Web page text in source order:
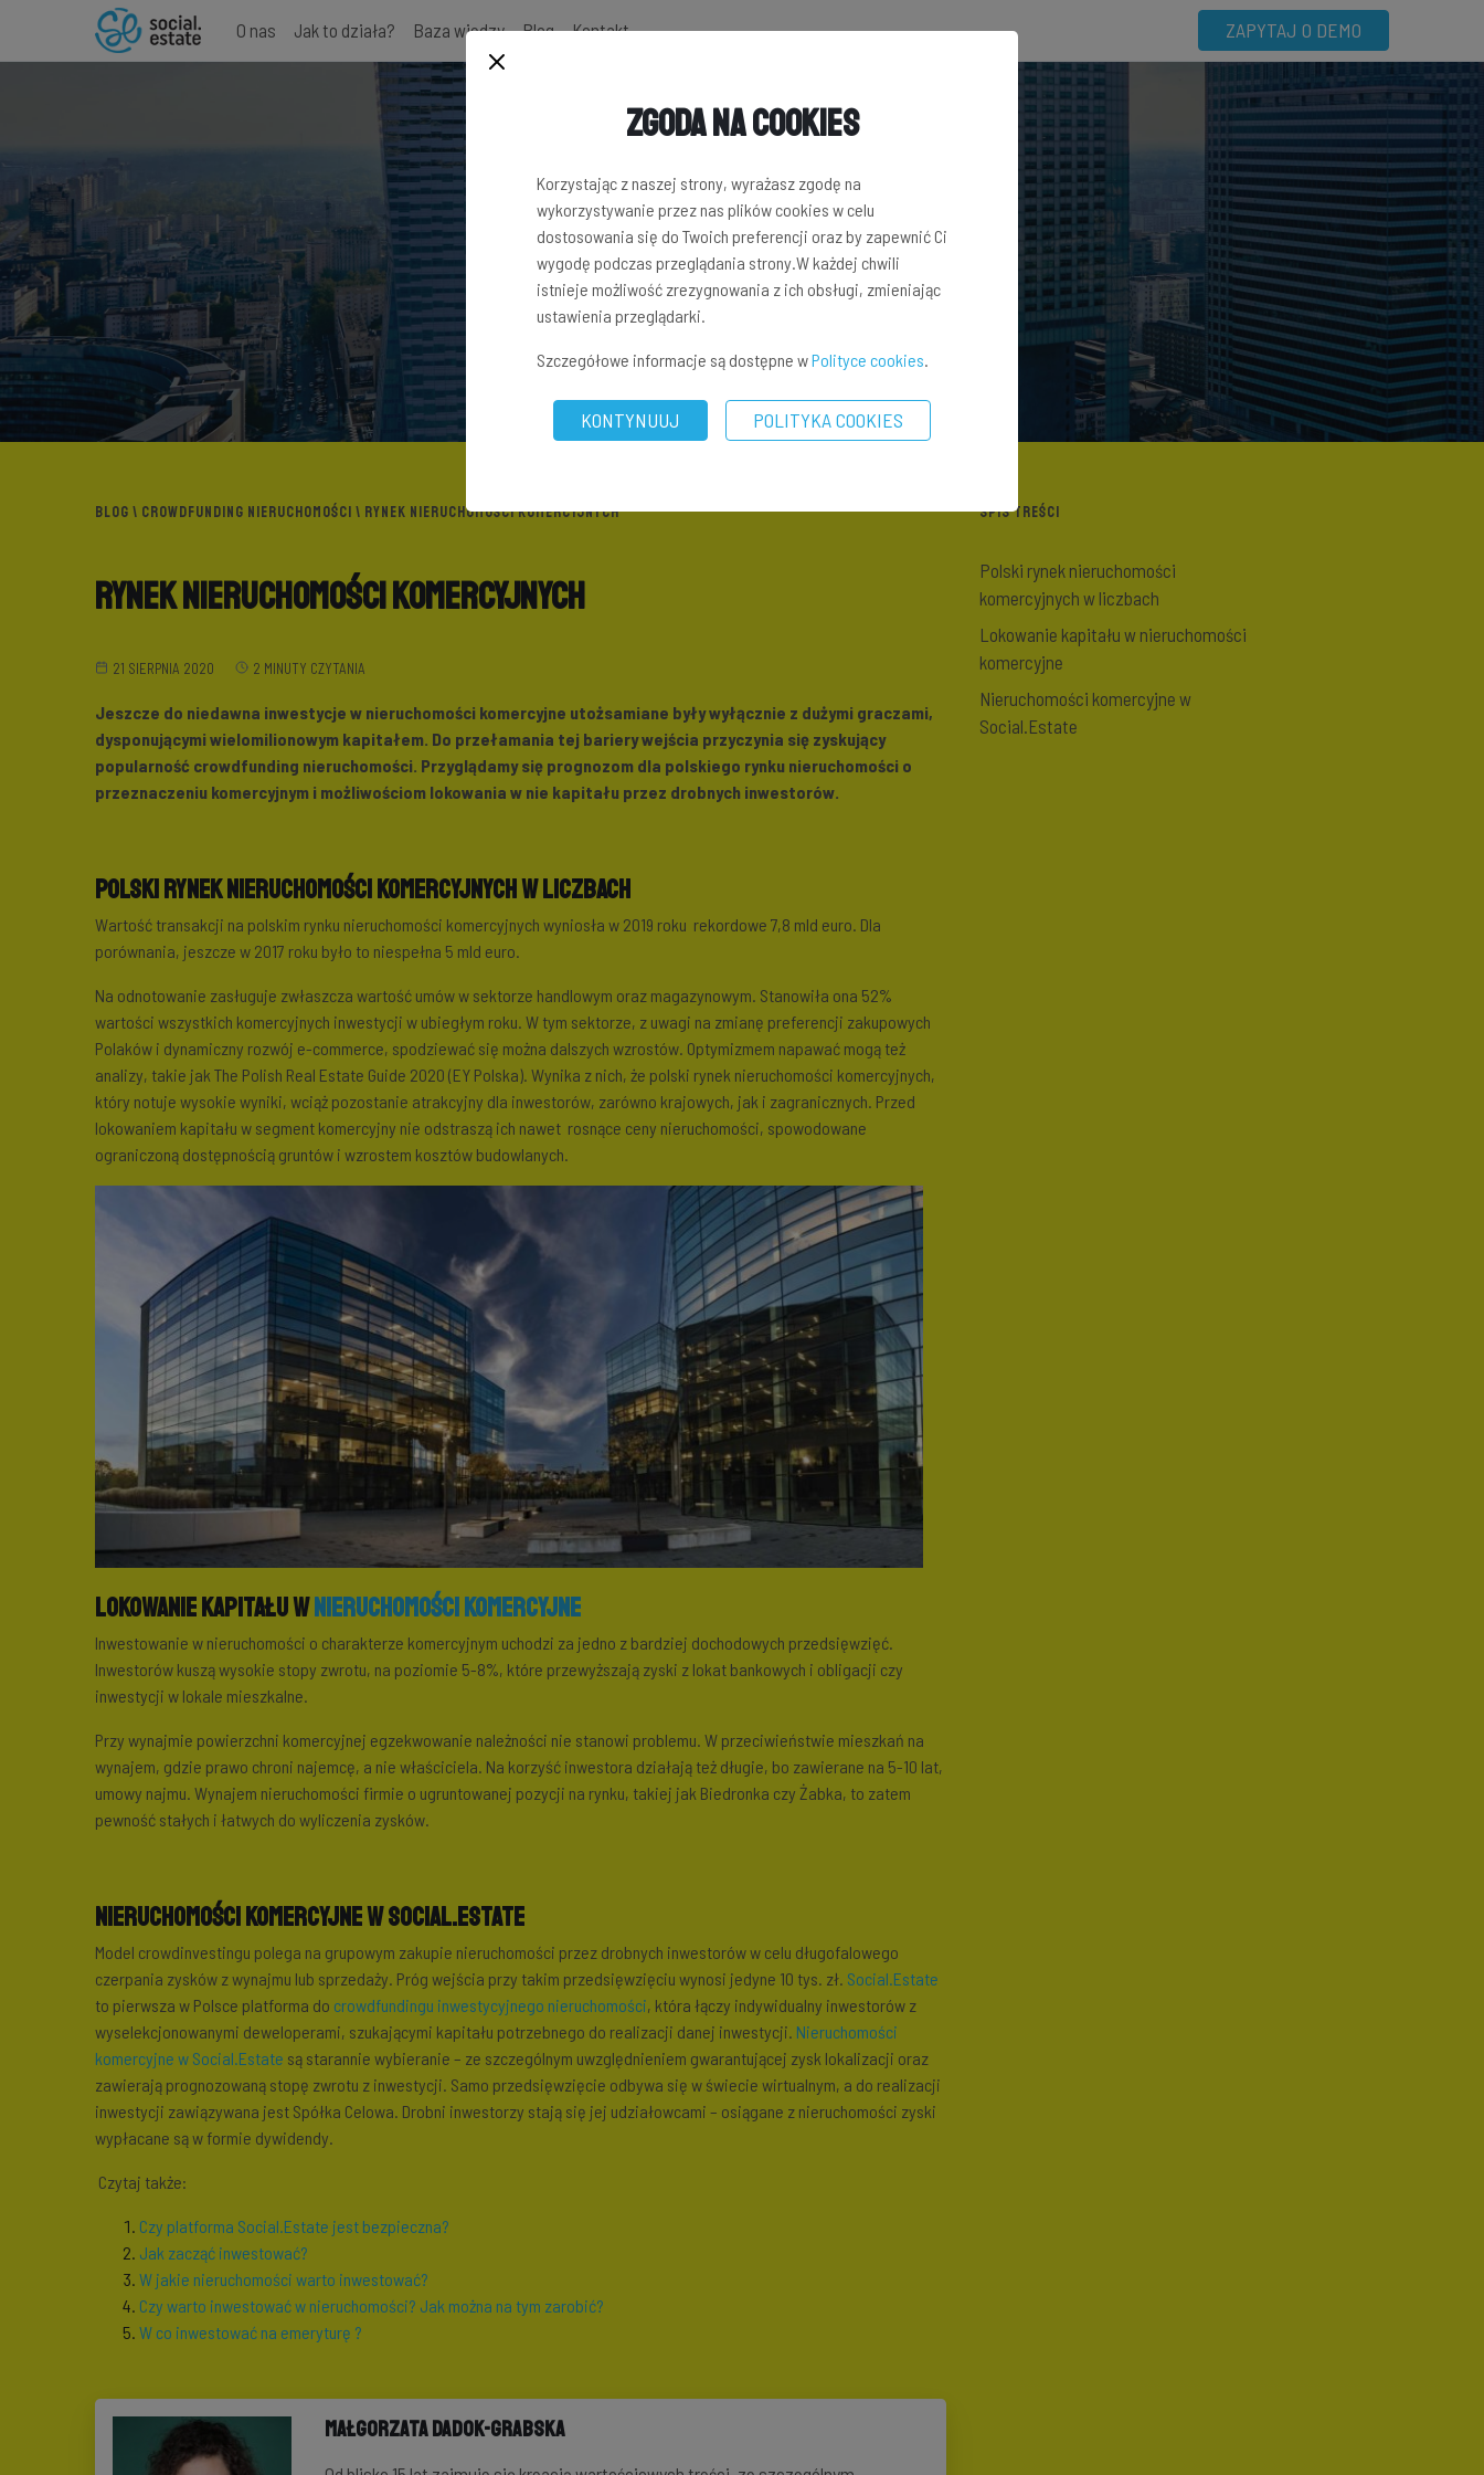
ZAPYTAJ O DEMO
O nas Jak to działa? Baza wiedzy Blog Kontakt
BLOG \ CROWDFUNDING NIERUCHOMOŚCI \ RYNEK NIERUCHOMOŚCI KOMERCYJNYCH
Rynek nieruchomości komercyjnych
21 SIERPNIA 2020 2 MINUTY CZYTANIA
Jeszcze do niedawna inwestycje w nieruchomości komercyjne utożsamiane były wyłącznie z dużymi graczami,
dysponującymi wielomilionowym kapitałem. Do przełamania tej bariery wejścia przyczynia się zyskujący
popularność crowdfunding nieruchomości. Przyglądamy się prognozom dla polskiego rynku nieruchomości o
przeznaczeniu komercyjnym i możliwościom lokowania w nie kapitału przez drobnych inwestorów.
Polski rynek nieruchomości komercyjnych w liczbach
Wartość transakcji na polskim rynku nieruchomości komercyjnych wyniosła w 2019 roku rekordowe 7,8 mld euro. Dla
porównania, jeszcze w 2017 roku było to niespełna 5 mld euro.
Na odnotowanie zasługuje zwłaszcza wartość umów w sektorze handlowym oraz magazynowym. Stanowiła ona 52%
wartości wszystkich komercyjnych inwestycji w ubiegłym roku. W tym sektorze, z uwagi na zmianę preferencji zakupowych
Polaków i dynamiczny rozwój e-commerce, spodziewać się można dalszych wzrostów. Optymizmem napawać mogą też
analizy, takie jak The Polish Real Estate Guide 2020 (EY Polska). Wynika z nich, że polski rynek nieruchomości komercyjnych,
który notuje wysokie wyniki, wciąż pozostanie atrakcyjny dla inwestorów, zarówno krajowych, jak i zagranicznych. Przed
lokowaniem kapitału w segment komercyjny nie odstraszą ich nawet rosnące ceny nieruchomości, spowodowane
ograniczoną dostępnością gruntów i wzrostem kosztów budowlanych.
Lokowanie kapitału wnieruchomości komercyjne
Inwestowanie w nieruchomości o charakterze komercyjnym uchodzi za jedno z bardziej dochodowych przedsięwzięć.
Inwestorów kuszą wysokie stopy zwrotu, na poziomie 5-8%, które przewyższają zyski z lokat bankowych i obligacji czy
inwestycji w lokale mieszkalne.
Przy wynajmie powierzchni komercyjnej egzekwowanie należności nie stanowi problemu. W przeciwieństwie mieszkań na
wynajem, gdzie prawo chroni najemcę, a nie właściciela. Na korzyść inwestora działają też długie, bo zawierane na 5-10 lat,
umowy najmu. Wynajem nieruchomości firmie o ugruntowanej pozycji na rynku, takiej jak Biedronka czy Żabka, to zatem
pewność stałych i łatwych do wyliczenia zysków.
Nieruchomości komercyjne w Social.Estate
Model crowdinvestingu polega na grupowym zakupie nieruchomości przez drobnych inwestorów w celu długofalowego
czerpania zysków z wynajmu lub sprzedaży. Próg wejścia przy takim przedsięwzięciu wynosi jedyne 10 tys. zł. Social.Estate
to pierwsza w Polsce platforma do crowdfundingu inwestycyjnego nieruchomości, która łączy indywidualny inwestorów z
wyselekcjonowanymi deweloperami, szukającymi kapitału potrzebnego do realizacji danej inwestycji. Nieruchomości
komercyjne w Social.Estate są starannie wybieranie – ze szczególnym uwzględnieniem gwarantującej zysk lokalizacji oraz
zawierają prognozowaną stopę zwrotu z inwestycji. Samo przedsięwzięcie odbywa się w świecie wirtualnym, a do realizacji
inwestycji zawiązywana jest Spółka Celowa. Drobni inwestorzy stają się jej udziałowcami – osiągane z nieruchomości zyski
wypłacane są w formie dywidendy.
Czytaj także:
Czy platforma Social.Estate jest bezpieczna?
Jak zacząć inwestować?
W jakie nieruchomości warto inwestować?
Czy warto inwestować w nieruchomości? Jak można na tym zarobić?
W co inwestować na emeryturę ?
Małgorzata Dadok-Grabska
SPIS TREŚCI
Polski rynek nieruchomości
komercyjnych w liczbach
Lokowanie kapitału w nieruchomości
komercyjne
Nieruchomości komercyjne w
Social.Estate
Zgoda na Cookies
Korzystając z naszej strony, wyrażasz zgodę na
wykorzystywanie przez nas plików cookies w celu
dostosowania się do Twoich preferencji oraz by zapewnić Ci
wygodę podczas przeglądania strony.W każdej chwili
istnieje możliwość zrezygnowania z ich obsługi, zmieniając
ustawienia przeglądarki.
Szczegółowe informacje są dostępne wPolityce cookies.
KONTYNUUJ POLITYKA COOKIES